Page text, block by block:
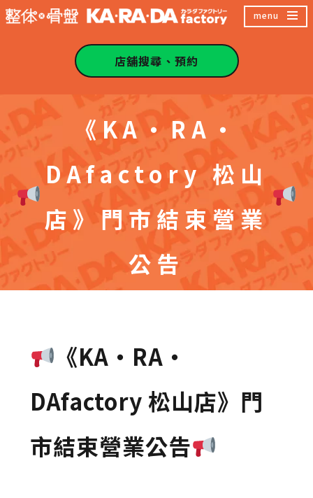
跳
容
區
menu
店舖搜尋、預約
《KA・RA・
DAfactory 松山
店》門市結束營業
公告
《KA・RA・
DAfactory 松山店》門
市結束營業公告